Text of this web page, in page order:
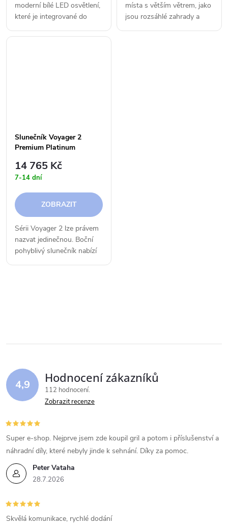
moderní bílé LED osvětlení,
které je integrované do
svítit směrem nahoru ale i
místa s větším větrem, jako
jsou rozsáhlé zahrady a
Slunečník Voyager 2
Premium Platinum
14 765 Kč
7-14 dní
ZOBRAZIT
Sérii Voyager 2 lze právem
nazvat jedinečnou. Boční
pohyblivý slunečník nabízí
l
d
a
c
í
p
r
v
4,9 Hodnocení zákazníků
112 hodnocení
Zobrazit recenze
Peter Vataha
28.7.2026
Super e-shop. Nejprve jsem zde koupil gril a potom i příslušenství a
náhradní díly, které nebyly jinde k sehnání. Díky za pomoc.
Skvělá komunikace, rychlé dodání